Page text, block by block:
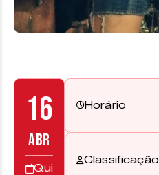
16
ABR
Qui
Horário
Classificação